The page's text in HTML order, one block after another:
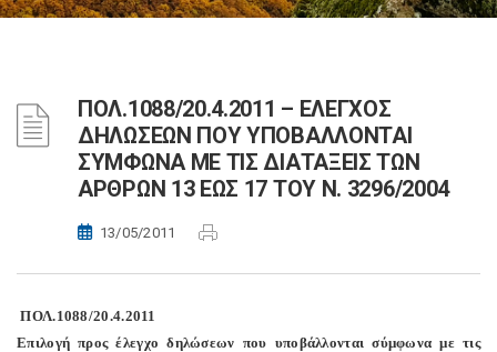
ΠΟΛ.1088/20.4.2011 – ΕΛΕΓΧΟΣ
ΔΗΛΩΣΕΩΝ ΠΟΥ ΥΠΟΒΑΛΛΟΝΤΑΙ
ΣΥΜΦΩΝΑ ΜΕ ΤΙΣ ΔΙΑΤΑΞΕΙΣ ΤΩΝ
ΑΡΘΡΩΝ 13 ΕΩΣ 17 ΤΟΥ Ν. 3296/2004
13/05/2011
ΠΟΛ.1088/20.4.2011
Επιλογή προς έλεγχο δηλώσεων που υποβάλλονται σύμφωνα με τις